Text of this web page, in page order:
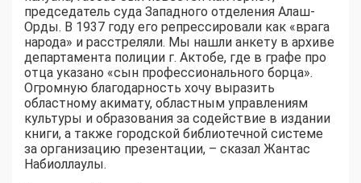
председатель суда Западного отделения Алаш-
Орды. В 1937 году его репрессировали как «врага
народа» и расстреляли. Мы нашли анкету в архиве
департамента полиции г. Актобе, где в графе про
отца указано «сын профессионального борца».
Огромную благодарность хочу выразить
областному акимату, областным управлениям
культуры и образования за содействие в издании
книги, а также городской библиотечной системе
за организацию презентации, – сказал Жантас
Набиоллаулы.